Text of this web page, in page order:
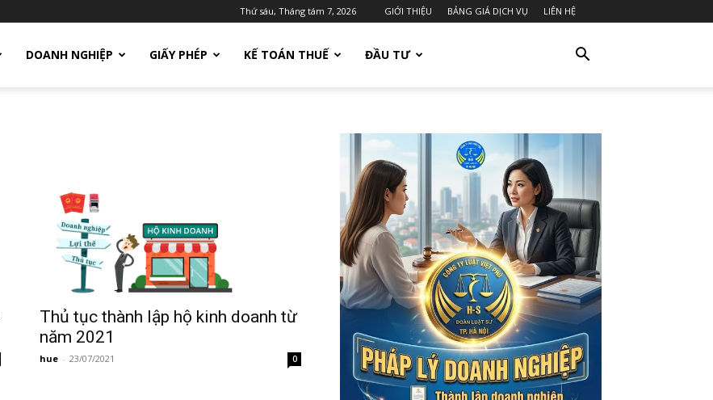
Thứ sáu, Tháng tám 7, 2026 GIỚI THIỆU BẢNG GIÁ DỊCH VỤ LIÊN HỆ
DOANH NGHIỆP GIẤY PHÉP KẾ TOÁN THUẾ ĐẦU TƯ
Thủ tục thành lập hộ kinh doanh từ
năm 2021
hue - 23/07/2021 0